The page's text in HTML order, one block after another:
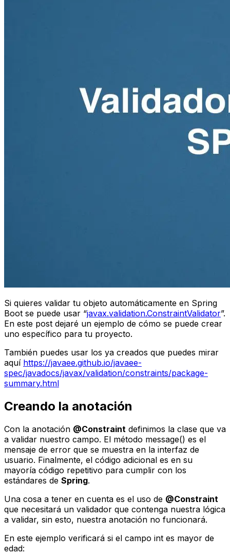
Si quieres validar tu objeto automáticamente en Spring
Boot se puede usar “javax.validation.ConstraintValidator”.
En este post dejaré un ejemplo de cómo se puede crear
uno específico para tu proyecto.
También puedes usar los ya creados que puedes mirar
aquí https://javaee.github.io/javaee-
spec/javadocs/javax/validation/constraints/package-
summary.html
Creando la anotación
Con la anotación @Constraint definimos la clase que va
a validar nuestro campo. El método message() es el
mensaje de error que se muestra en la interfaz de
usuario. Finalmente, el código adicional es en su
mayoría código repetitivo para cumplir con los
estándares de Spring.
Una cosa a tener en cuenta es el uso de @Constraint
que necesitará un validador que contenga nuestra lógica
a validar, sin esto, nuestra anotación no funcionará.
En este ejemplo verificará si el campo int es mayor de
edad: